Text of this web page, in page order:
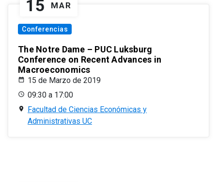
15 MAR
Conferencias
The Notre Dame – PUC Luksburg
Conference on Recent Advances in
Macroeconomics
15 de Marzo de 2019
09:30 a 17:00
Facultad de Ciencias Económicas y
Administrativas UC